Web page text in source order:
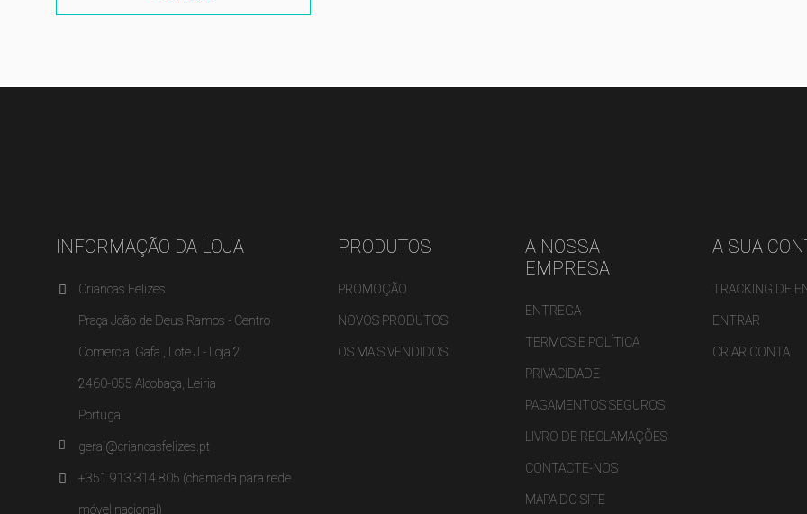
INFORMAÇÃO DA LOJA
Criancas Felizes
Praça João de Deus Ramos - Centro
Comercial Gafa , Lote J - Loja 2
2460-055 Alcobaça, Leiria
Portugal
geral@criancasfelizes.pt
+351 913 314 805 (chamada para rede
móvel nacional)
PRODUTOS
PROMOÇÃO
NOVOS PRODUTOS
OS MAIS VENDIDOS
A NOSSA
EMPRESA
ENTREGA
TERMOS E POLÍTICA
PRIVACIDADE
PAGAMENTOS SEGUROS
LIVRO DE RECLAMAÇÕES
CONTACTE-NOS
MAPA DO SITE
A SUA
TRACKING DE
ENTRAR
CRIAR CONTA